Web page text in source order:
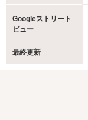
Googleストリート
ビュー
最終更新